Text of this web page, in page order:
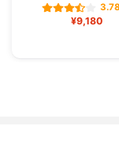
3.78
¥9,180